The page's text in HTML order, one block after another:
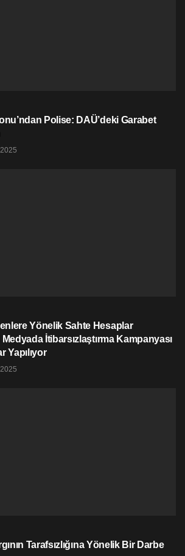
Polise: DAÜ’deki Garabet
Yönelik Sahte Hesaplar
İtibarsızlaştırma Kampanyası
Yapılıyor
Tarafsızlığına Yönelik Bir Darbe